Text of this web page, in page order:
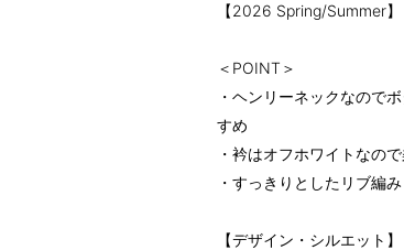
【2026 Spring/Summer】
＜POINT＞
・ヘンリーネックなので
すめ
・衿はオフホワイトなの
・すっきりとしたリブ編み
【デザイン・シルエット】